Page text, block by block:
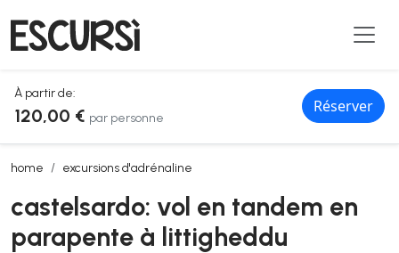
À partir de:
120,00 € par personne
Réserver
home excursions d'adrénaline
castelsardo: vol en tandem en parapente à littigheddu
castelsardo: vol en tandem en
parapente à littigheddu